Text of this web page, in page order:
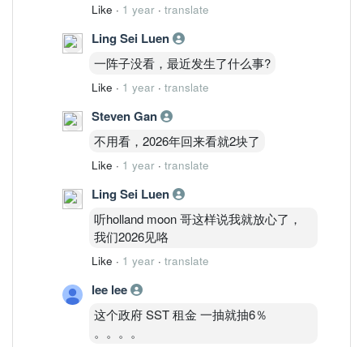
Like · 1 year · translate
Ling Sei Luen
一阵子没看，最近发生了什么事?
Like · 1 year · translate
Steven Gan
不用看，2026年回来看就2块了
Like · 1 year · translate
Ling Sei Luen
听holland moon 哥这样说我就放心了，
我们2026见咯
Like · 1 year · translate
lee lee
这个政府 SST 租金 一抽就抽6％
。。。。